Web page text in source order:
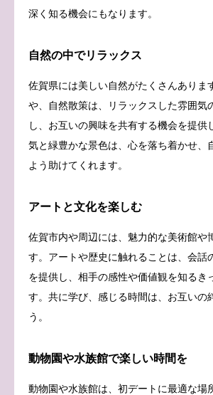
深く知る機会にもなります。
自然の中でリラックス
佐賀県には美しい自然がたくさんありま
や、自然散策は、リラックスした雰囲気
し、お互いの興味を共有する機会を提供
気と緑豊かな景色は、心を落ち着かせ、
よう助けてくれます。
アートと文化を楽しむ
佐賀市内や周辺には、魅力的な美術館や
す。アートや歴史に触れることは、会話
を提供し、相手の感性や価値観を知るき
す。共に学び、感じる時間は、お互いの
う。
動物園や水族館で楽しい時間を
動物園や水族館は、初デートに最適な場